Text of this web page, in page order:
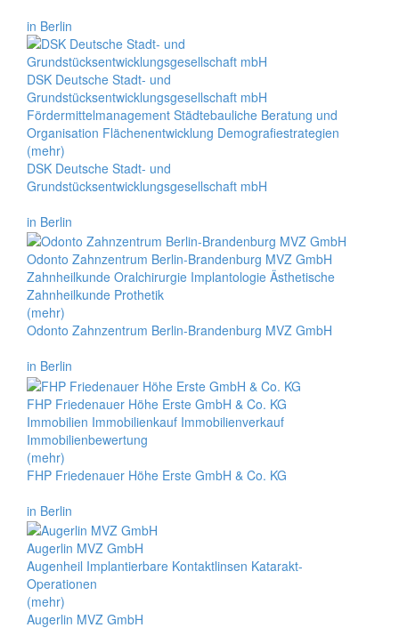
in Berlin
DSK Deutsche Stadt- und
Grundstücksentwicklungsgesellschaft mbH
Fördermittelmanagement Städtebauliche Beratung und
Organisation Flächenentwicklung Demografiestrategien
(mehr)
DSK Deutsche Stadt- und
Grundstücksentwicklungsgesellschaft mbH
in Berlin
Odonto Zahnzentrum Berlin-Brandenburg MVZ GmbH
Zahnheilkunde Oralchirurgie Implantologie Ästhetische
Zahnheilkunde Prothetik
(mehr)
Odonto Zahnzentrum Berlin-Brandenburg MVZ GmbH
in Berlin
FHP Friedenauer Höhe Erste GmbH & Co. KG
Immobilien Immobilienkauf Immobilienverkauf
Immobilienbewertung
(mehr)
FHP Friedenauer Höhe Erste GmbH & Co. KG
in Berlin
Augerlin MVZ GmbH
Augenheil Implantierbare Kontaktlinsen Katarakt-
Operationen
(mehr)
Augerlin MVZ GmbH